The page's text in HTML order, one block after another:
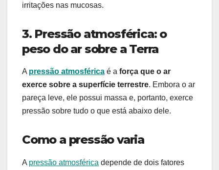
irritações nas mucosas.
3. Pressão atmosférica: o
peso do ar sobre a Terra
A pressão atmosférica é a força que o ar
exerce sobre a superfície terrestre. Embora o ar
pareça leve, ele possui massa e, portanto, exerce
pressão sobre tudo o que está abaixo dele.
Como a pressão varia
A pressão atmosférica depende de dois fatores